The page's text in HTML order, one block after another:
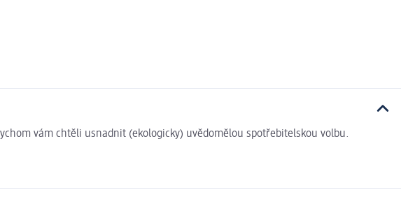
vám chtěli usnadnit (ekologicky) uvědomělou spotřebitelskou volbu.